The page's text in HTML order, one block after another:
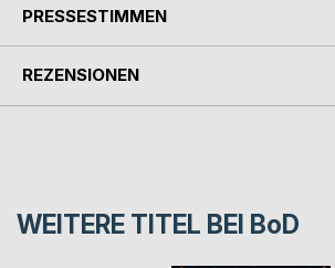
PRESSESTIMMEN
REZENSIONEN
WEITERE TITEL BEI BoD